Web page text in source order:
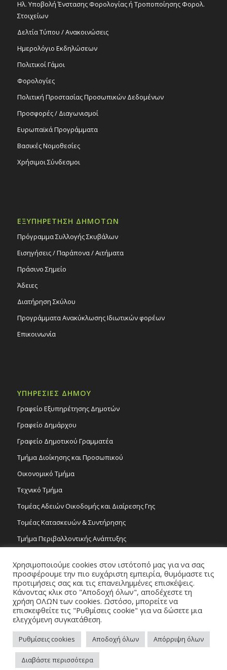
Ηλ. Υποβολή Ένστασης Φορολογίας ή Τροποποίησης Φορολ.
Στοιχείων
Δελτία Τύπου / Ανακοινώσεις
Ημερολόγιο Εκδηλώσεων
Πολιτικοί Γάμοι
Φορολογίες
Πολιτική Προστασίας Προσωπικών Δεδομένων
Προσφορές / Διαγωνισμοί
Ευρωπαϊκά Προγράμματα
Βασικές Νομοθεσίες
Χρήσιμοι Σύνδεσμοι
ΕΞΥΠΗΡΕΤΗΣΗ ΔΗΜΟΤΩΝ
Πρόγραμμα Συλλογής Σκυβάλων
Εισηγήσεις / Παράπονα / Αιτήματα
Πράσινο Σημείο
Άδειες
Διατήρηση Σκύλου
Προγράμματα Ανακύκλωσης Ιδιωτικών φορέων
Επικοινωνία
ΥΠΗΡΕΣΙΕΣ ΔΗΜΟΥ
Γραφείο Εξυπηρέτησης Δημοτών
Γραφείο Δημάρχου
Γραφείο Δημοτικού Γραμματέα
Τμήμα Διοίκησης και Προσωπικού
Οικονομικό Τμήμα
Τεχνικό Τμήμα
Τομέας Αδειών Οικοδομής και Διαίρεσης Γης
Τομέας Κατασκευών & Συντήρησης
Τμήμα Περιβαλλοντικής Ανάπτυξης
Τομέας Γραμμάτων και Τεχνών
Τροχονομία
Copyright 2026 © Δήμος Στροβόλου, All Rights Reserved. / Powered by
NETinfo Plc
Χρησιμοποιούμε cookies στον ιστότοπό μας για να σας
προσφέρουμε την πιο ευχάριστη εμπειρία, θυμόμαστε τις
προτιμήσεις σας και τις επανειλημμένες επισκέψεις.
Κάνοντας κλικ στο "Αποδοχή όλων", αποδέχεστε τη
χρήση ΟΛΩΝ των cookies. Ωστόσο, μπορείτε να
επισκεφθείτε τις "Ρυθμίσεις cookie" για να δώσετε μια
ελεγχόμενη συγκατάθεση.
Ρυθμίσεις cookies Αποδοχή όλων Απόρριψη όλων
Διαβάστε περισσότερα